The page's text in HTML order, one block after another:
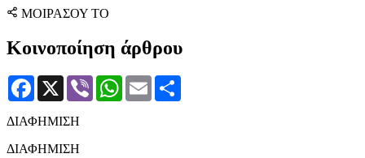
ΜΟΙΡΑΣΟΥ ΤΟ
Κοινοποίηση άρθρου
Facebook
X Viber WhatsApp
Email
ΔΙΑΦΗΜΙΣΗ
ΔΙΑΦΗΜΙΣΗ